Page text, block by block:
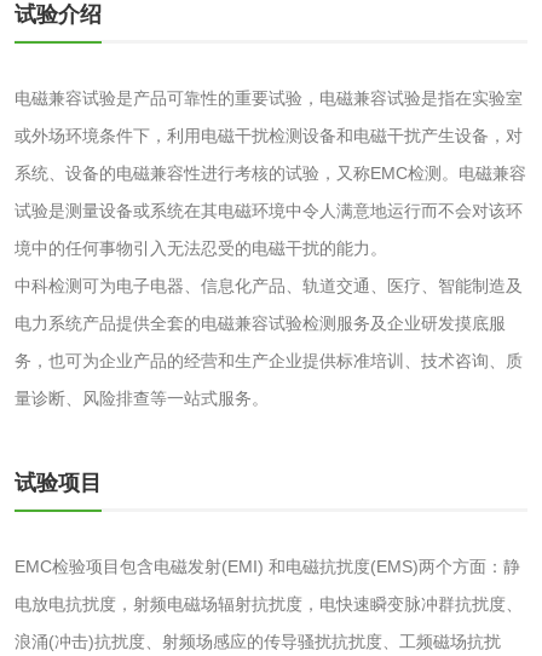
试验介绍
电磁兼容试验是产品可靠性的重要试验，电磁兼容试验是指在实验室
或外场环境条件下，利用电磁干扰检测设备和电磁干扰产生设备，对
系统、设备的电磁兼容性进行考核的试验，又称EMC检测。电磁兼容
试验是测量设备或系统在其电磁环境中令人满意地运行而不会对该环
境中的任何事物引入无法忍受的电磁干扰的能力。
中科检测可为电子电器、信息化产品、轨道交通、医疗、智能制造及
电力系统产品提供全套的电磁兼容试验检测服务及企业研发摸底服
务，也可为企业产品的经营和生产企业提供标准培训、技术咨询、质
量诊断、风险排查等一站式服务。
试验项目
EMC检验项目包含电磁发射(EMI) 和电磁抗扰度(EMS)两个方面：静
电放电抗扰度，射频电磁场辐射抗扰度，电快速瞬变脉冲群抗扰度、
浪涌(冲击)抗扰度、射频场感应的传导骚扰抗扰度、工频磁场抗扰
颜料油墨
油墨检测 凹版油墨和柔印油
陶瓷颜料检测
玻璃画颜料检测 儿童水粉画颜料检
测
水性印刷油墨检测
生物柴油检测 生物质燃料检测